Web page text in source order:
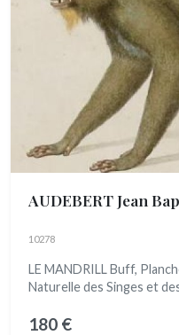
AUDEBERT Jean
10278
LE MANDRILL Buff,
Naturelle des Singes et
180 €